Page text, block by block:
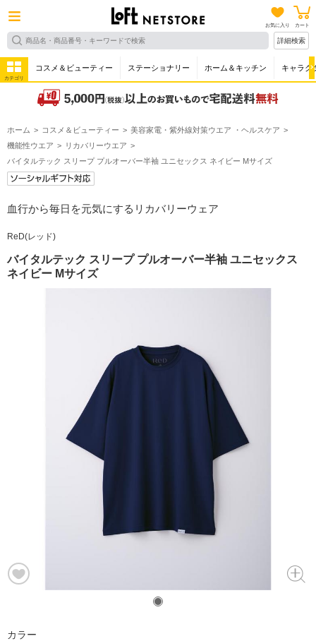
お気に入り カート
詳細検索
カテゴリ
コスメ＆ビューティー ステーショナリー ホーム＆キッチン キャラク
ホーム コスメ＆ビューティー
美容家電・紫外線対策ウエア ・ヘルスケア
機能性ウエア
リカバリーウエア
バイタルテック スリープ プルオーバー半袖 ユニセックス ネイビー Mサイズ
血行から毎日を元気にするリカバリーウェア
ReD(レッド)
バイタルテック スリープ プルオーバー半袖 ユニセックス
ネイビー Mサイズ
カラー